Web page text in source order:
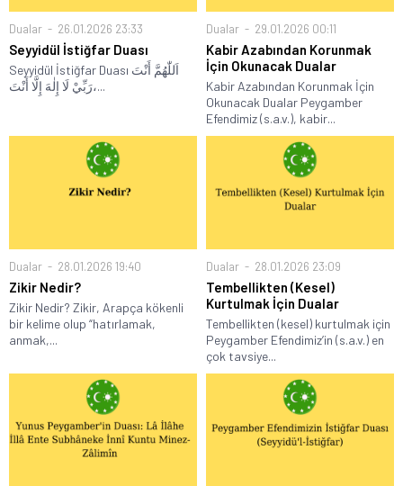
Dualar 26.01.2026 23:33
Seyyidül İstiğfar Duası
Seyyidül İstiğfar Duası اَللّٰهُمَّ أَنْتَ
رَبِّيْ لَا إِلٰهَ إِلَّا أَنْتَ،...
Dualar 29.01.2026 00:11
Kabir Azabından Korunmak
İçin Okunacak Dualar
Kabir Azabından Korunmak İçin
Okunacak Dualar Peygamber
Efendimiz (s.a.v.), kabir...
Dualar 28.01.2026 19:40
Zikir Nedir?
Zikir Nedir? Zikir, Arapça kökenli
bir kelime olup “hatırlamak,
anmak,...
Dualar 28.01.2026 23:09
Tembellikten (Kesel)
Kurtulmak İçin Dualar
Tembellikten (kesel) kurtulmak için
Peygamber Efendimiz’in (s.a.v.) en
çok tavsiye...